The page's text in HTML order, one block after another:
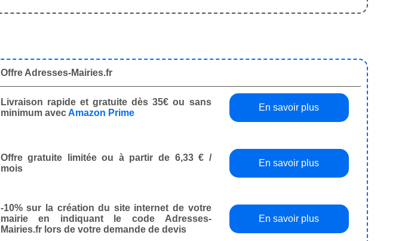
Offre Adresses-Mairies.fr
Livraison rapide et gratuite dès 35€ ou sans
minimum avecAmazon Prime
En savoir plus
Offre gratuite limitée ou à partir de 6,33 € /
mois
En savoir plus
-10% sur la création du site internet de votre
mairie en indiquant le code Adresses-
Mairies.fr lors de votre demande de devis
En savoir plus